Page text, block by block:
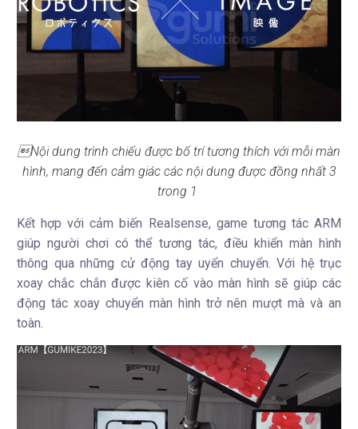
Nội dung trình chiếu được bố trí tương thích với mỗi màn
hình, mang đến cảm giác các nội dung được đồng nhất 3
trong 1
Kết hợp với cảm biến Realsense, game tương tác ARM
giúp người chơi có thể tương tác, điều khiển màn hình
thông qua những cử động tay uyển chuyển. Với hệ trục
xoay chắc chắn được kiên cố vào màn hình sẽ giúp các
động tác xoay chuyển màn hình trở nên mượt mà và an
toàn.